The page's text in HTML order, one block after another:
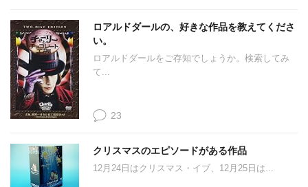
ロアルドダールの、好きな作品を教えてくださ
い。
ロアルドダールをご存知でしょうか。検索してみ
て...
23
クリスマスのエピソードがある作品
12月24日はクリスマス・イブ、12月25日は...